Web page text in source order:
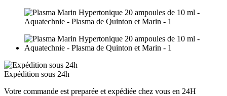
Expédition sous 24h
Votre commande est preparée et expédiée chez vous en 24H